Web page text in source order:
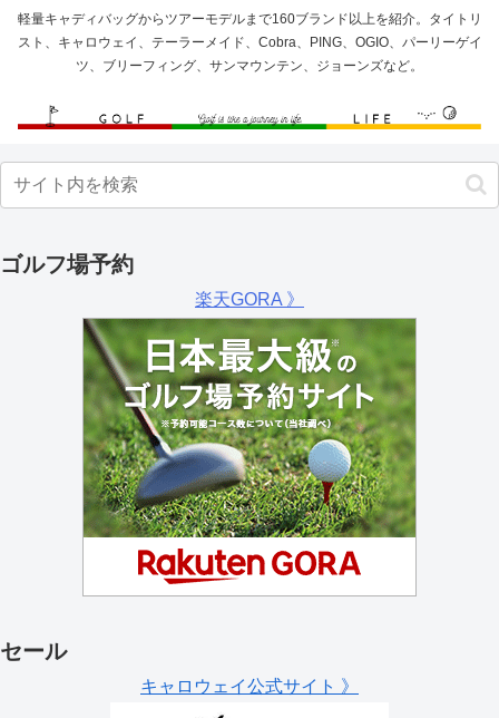
軽量キャディバッグからツアーモデルまで160ブランド以上を紹介。タイトリ
スト、キャロウェイ、テーラーメイド、Cobra、PING、OGIO、パーリーゲイ
ツ、ブリーフィング、サンマウンテン、ジョーンズなど。
ゴルフ場予約
楽天GORA 》
セール
キャロウェイ公式サイト 》